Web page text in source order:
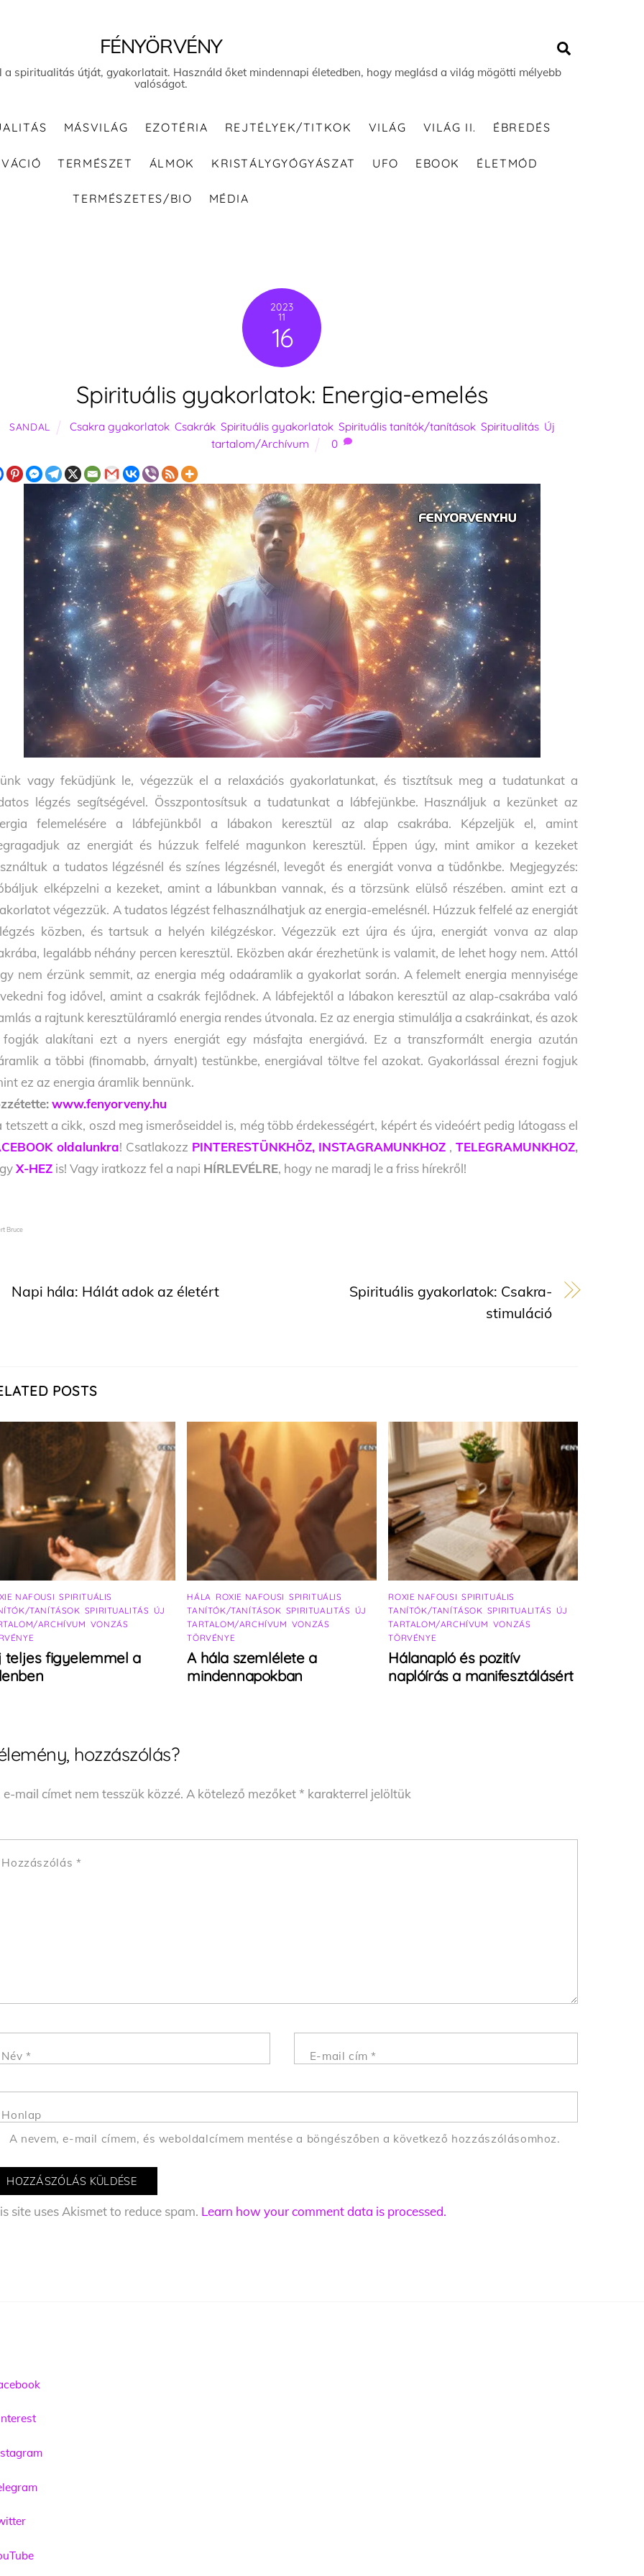
FÉNYÖRVÉNY
a spiritualitás útját, gyakorlatait. Használd őket mindennapi életedben, hogy meglásd a világ mögötti mélyebb
valóságot.
MÁSVILÁG EZOTÉRIA REJTÉLYEK/TITKOK VILÁG VILÁG II. ÉBREDÉS
TERMÉSZET ÁLMOK KRISTÁLYGYÓGYÁSZAT UFO EBOOK ÉLETMÓD
TERMÉSZETES/BIO MÉDIA
2023
11
16
Spirituális gyakorlatok: Energia-emelés
SANDAL Csakra gyakorlatok, Csakrák, Spirituális gyakorlatok, Spirituális tanítók/tanítások, Spiritualitás, Új
tartalom/Archívum
0
vagy feküdjünk le, végezzük el a relaxációs gyakorlatunkat, és tisztítsuk meg a tudatunkat a
légzés segítségével. Összpontosítsuk a tudatunkat a lábfejünkbe. Használjuk a kezünket az
felemelésére a lábfejünkből a lábakon keresztül az alap csakrába. Képzeljük el, amint
az energiát és húzzuk felfelé magunkon keresztül. Éppen úgy, mint amikor a kezeket
a tudatos légzésnél és színes légzésnél, levegőt és energiát vonva a tüdőnkbe. Megjegyzés:
elképzelni a kezeket, amint a lábunkban vannak, és a törzsünk elülső részében. amint ezt a
végezzük. A tudatos légzést felhasználhatjuk az energia-emelésnél. Húzzuk felfelé az energiát
közben, és tartsuk a helyén kilégzéskor. Végezzük ezt újra és újra, energiát vonva az alap
legalább néhány percen keresztül. Eközben akár érezhetünk is valamit, de lehet hogy nem. Attól
nem érzünk semmit, az energia még odaáramlik a gyakorlat során. A felemelt energia mennyisége
fog idővel, amint a csakrák fejlődnek. A lábfejektől a lábakon keresztül az alap-csakrába való
a rajtunk keresztüláramló energia rendes útvonala. Ez az energia stimulálja a csakráinkat, és azok
alakítani ezt a nyers energiát egy másfajta energiává. Ez a transzformált energia azután
a többi (finomabb, árnyalt) testünkbe, energiával töltve fel azokat. Gyakorlással érezni fogjuk
ez az energia áramlik bennünk.
www.fenyorveny.hu
tetszett a cikk, oszd meg ismerőseiddel is, még több érdekességért, képért és videóért pedig látogass el
oldalunkra! Csatlakozz PINTERESTÜNKHÖZ, INSTAGRAMUNKHOZ , TELEGRAMUNKHOZ,
X-HEZ is! Vagy iratkozz fel a napi HÍRLEVÉLRE, hogy ne maradj le a friss hírekről!
Bruce
Napi hála: Hálát adok az életért
Spirituális gyakorlatok: Csakra-
stimuláció
POSTS
NAFOUSI ,SPIRITUÁLIS
TANÍTÁSOK SPIRITUALITÁS ÚJ
ARCHÍVUM VONZÁS
teljes figyelemmel a
HÁLA ROXIE NAFOUSI SPIRITUÁLIS
TANÍTÓK/TANÍTÁSOK SPIRITUALITÁS ÚJ
TARTALOM/ARCHÍVUM VONZÁS
TÖRVÉNYE
A hála szemlélete a
mindennapokban
ROXIE NAFOUSI ,SPIRITUÁLIS
TANÍTÓK/TANÍTÁSOK SPIRITUALITÁS ÚJ
TARTALOM/ARCHÍVUM VONZÁS
TÖRVÉNYE
Hálanapló és pozitív
naplóírás a manifesztálásért
hozzászólás?
e-mail címet nem tesszük közzé. A kötelező mezőket* karakterrel jelöltük
Hozzászólás *
Név * E-mail cím*
Honlap
A nevem, e-mail címem, és weboldalcímem mentése a böngészőben a következő hozzászólásomhoz.
site uses Akismet to reduce spam. Learn how your comment data is processed.